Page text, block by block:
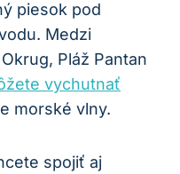
piesok pod
Medzi
Pláž Pantan
vychutnať
morské vlny.
spojiť aj